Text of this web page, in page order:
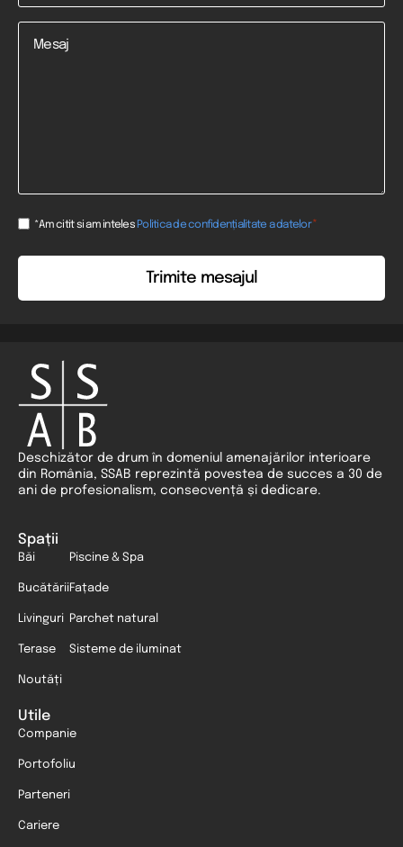
Mesaj
Consent
*Am citit si am inteles Politica de confidențialitate a datelor*
Deschizător de drum în domeniul amenajărilor interioare
din România, SSAB reprezintă povestea de succes a 30 de
ani de profesionalism, consecvență și dedicare.
Spații
Băi
Bucătării
Livinguri
Terase
Noutăți
Piscine & Spa
Fațade
Parchet natural
Sisteme de iluminat
Utile
Companie
Portofoliu
Parteneri
Cariere